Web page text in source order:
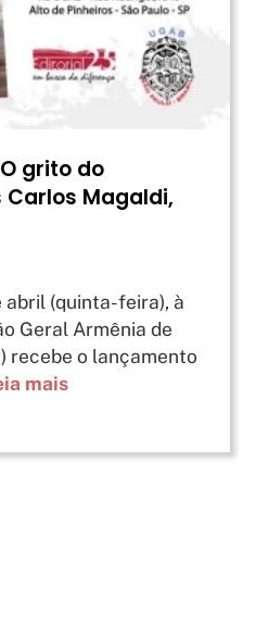
grito do
Carlos Magaldi,
abril (quinta-feira), à
Geral Armênia de
recebe o lançamento
mais